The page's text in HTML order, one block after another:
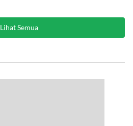
Lihat Semua